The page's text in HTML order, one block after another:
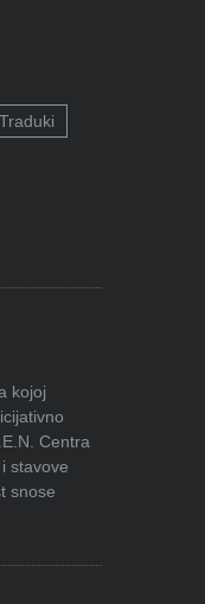
Traduki
kojoj
Centra
stavove
snose